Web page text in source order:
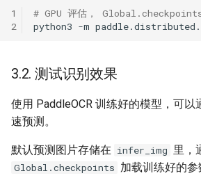
1
2
# GPU 评估，
python3 -m
3.2. 测试识别效果
使用 PaddleOCR 训练好的模型，可
速预测。
默认预测图片存储在 infer_img 里，
Global.checkpoints 加载训练好的参